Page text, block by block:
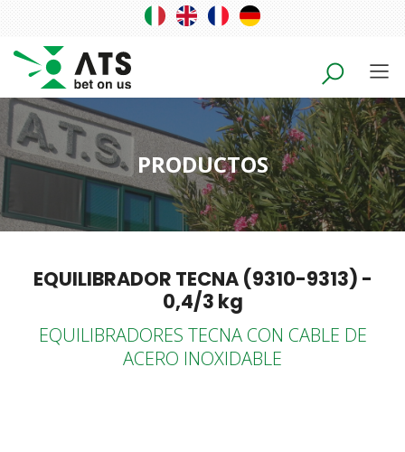
PRODUCTOS
EQUILIBRADOR TECNA (9310-9313) -
0,4/3 kg
EQUILIBRADORES TECNA CON CABLE DE
ACERO INOXIDABLE